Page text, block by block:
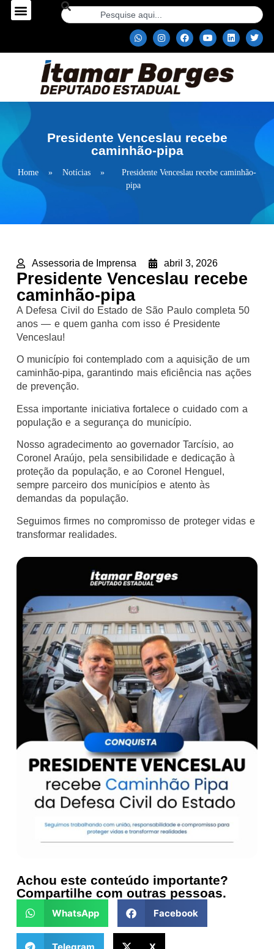
Presidente Venceslau recebe
caminhão-pipa
Home » Notícias »
Presidente Venceslau recebe caminhão-
pipa
Assessoria de Imprensa abril 3, 2026
Presidente Venceslau recebe
caminhão-pipa
A Defesa Civil do Estado de São Paulo completa 50
anos — e quem ganha com isso é Presidente
Venceslau!
O município foi contemplado com a aquisição de um
caminhão-pipa, garantindo mais eficiência nas ações
de prevenção.
Essa importante iniciativa fortalece o cuidado com a
população e a segurança do município.
Nosso agradecimento ao governador Tarcísio, ao
Coronel Araújo, pela sensibilidade e dedicação à
proteção da população, e ao Coronel Henguel,
sempre parceiro dos municípios e atento às
demandas da população.
Seguimos firmes no compromisso de proteger vidas e
transformar realidades.
Achou este conteúdo importante?
Compartilhe com outras pessoas.
WhatsApp Facebook